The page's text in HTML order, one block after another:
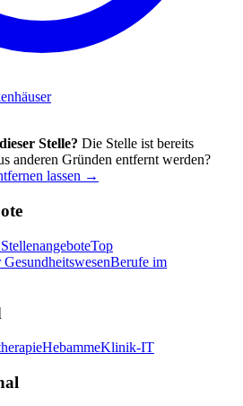
Stelle? Die Stelle ist bereits
anderen Gründen entfernt werden?
lassen →
Top
Berufe im
HebammeKlinik-IT